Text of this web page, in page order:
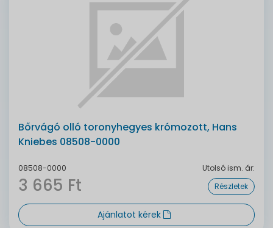
Bőrvágó olló toronyhegyes krómozott, Hans
Kniebes 08508-0000
08508-0000 Utolsó ism. ár:
3 665 Ft Részletek
Ajánlatot kérek